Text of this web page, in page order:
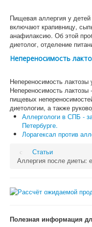
Пищевая аллергия у
включают крапивницу,
анафилаксию. Об этой
диетолог, отделение
Непереносимость
Непереносимость
Непереносимость
пищевых
диетологии, а также
Аллергологи в СПБ -
Петербурге.
Лорагексал против
Статьи
Аллергия после диеты:
Полезная информация